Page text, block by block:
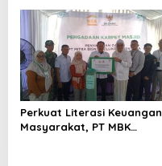
Sentimen Pasar
Perkuat Literasi Keuangan
Masyarakat, PT MBK